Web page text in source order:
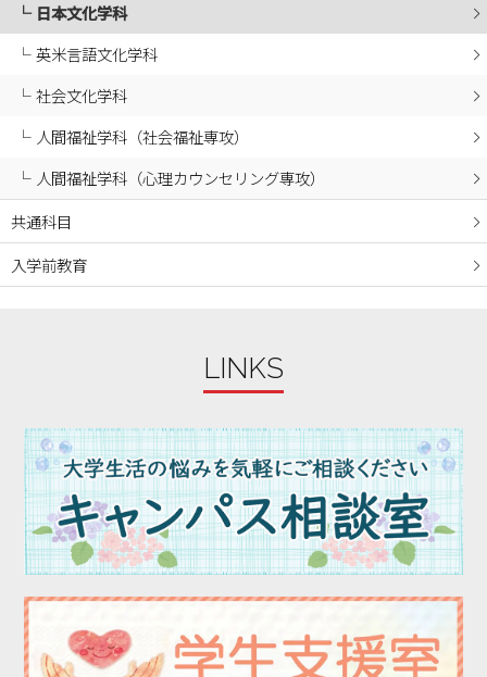
2024年04月
2024年03月
2024年02月
2023年12月
2023年11月
2023年10月
2023年08月
2023年03月
2023年02月
2023年01月
2022年12月
2022年09月
日本文化学科
英米言語文化学科
社会文化学科
人間福祉学科（社会福祉専攻）
人間福祉学科（心理カウンセリング専攻）
共通科目
入学前教育
LINKS